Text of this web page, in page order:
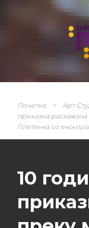
Почетна > Арт
приказна
Плетенка со
10